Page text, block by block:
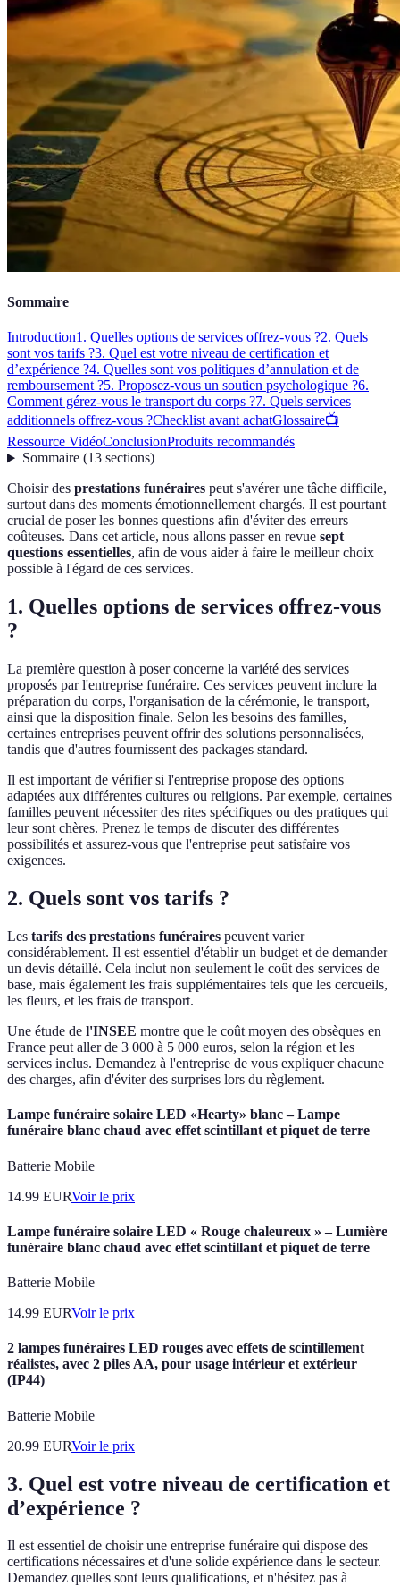
Sommaire
Introduction1. Quelles options de services offrez-vous ?2. Quels
sont vos tarifs ?3. Quel est votre niveau de certification et
d’expérience ?4. Quelles sont vos politiques d’annulation et de
remboursement ?5. Proposez-vous un soutien psychologique ?6.
Comment gérez-vous le transport du corps ?7. Quels services
additionnels offrez-vous ?Checklist avant achatGlossaire📺
Ressource VidéoConclusionProduits recommandés
Sommaire(13 sections)
Choisir des prestations funéraires peut s'avérer une tâche difficile,
surtout dans des moments émotionnellement chargés. Il est pourtant
crucial de poser les bonnes questions afin d'éviter des erreurs
coûteuses. Dans cet article, nous allons passer en revue sept
questions essentielles, afin de vous aider à faire le meilleur choix
possible à l'égard de ces services.
1. Quelles options de services offrez-vous
?
La première question à poser concerne la variété des services
proposés par l'entreprise funéraire. Ces services peuvent inclure la
préparation du corps, l'organisation de la cérémonie, le transport,
ainsi que la disposition finale. Selon les besoins des familles,
certaines entreprises peuvent offrir des solutions personnalisées,
tandis que d'autres fournissent des packages standard.
Il est important de vérifier si l'entreprise propose des options
adaptées aux différentes cultures ou religions. Par exemple, certaines
familles peuvent nécessiter des rites spécifiques ou des pratiques qui
leur sont chères. Prenez le temps de discuter des différentes
possibilités et assurez-vous que l'entreprise peut satisfaire vos
exigences.
2. Quels sont vos tarifs ?
Les tarifs des prestations funéraires peuvent varier
considérablement. Il est essentiel d'établir un budget et de demander
un devis détaillé. Cela inclut non seulement le coût des services de
base, mais également les frais supplémentaires tels que les cercueils,
les fleurs, et les frais de transport.
Une étude de l'INSEE montre que le coût moyen des obsèques en
France peut aller de 3 000 à 5 000 euros, selon la région et les
services inclus. Demandez à l'entreprise de vous expliquer chacune
des charges, afin d'éviter des surprises lors du règlement.
Lampe funéraire solaire LED «Hearty» blanc – Lampe
funéraire blanc chaud avec effet scintillant et piquet de terre
Batterie Mobile
14.99 EURVoir le prix
Lampe funéraire solaire LED « Rouge chaleureux » – Lumière
funéraire blanc chaud avec effet scintillant et piquet de terre
Batterie Mobile
14.99 EURVoir le prix
2 lampes funéraires LED rouges avec effets de scintillement
réalistes, avec 2 piles AA, pour usage intérieur et extérieur
(IP44)
Batterie Mobile
20.99 EURVoir le prix
3. Quel est votre niveau de certification et
d’expérience ?
Il est essentiel de choisir une entreprise funéraire qui dispose des
certifications nécessaires et d'une solide expérience dans le secteur.
Demandez quelles sont leurs qualifications, et n'hésitez pas à